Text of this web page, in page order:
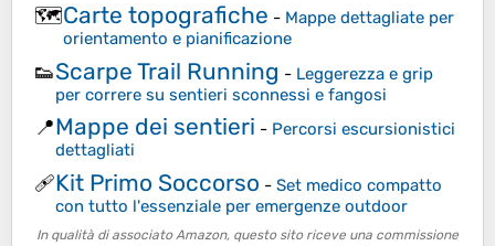
🗺️Carte topografiche - Mappe dettagliate per
orientamento e pianificazione
👟Scarpe Trail Running - Leggerezza e grip
per correre su sentieri sconnessi e fangosi
📍Mappe dei sentieri - Percorsi escursionistici
dettagliati
🩹Kit Primo Soccorso - Set medico compatto
con tutto l'essenziale per emergenze outdoor
In qualità di associato Amazon, questo sito riceve una commissione